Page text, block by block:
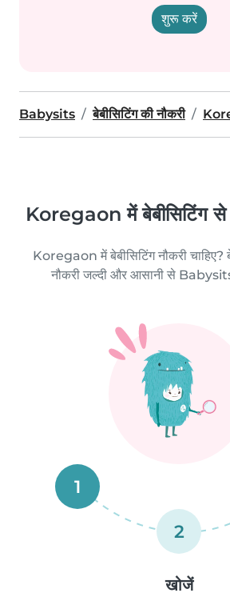
शुरू करें
Babysits बेबीसिटिंग की नौकरी
Koregaon में बेबीसिटिंग
Koregaon में बेबीसिटिंग नौकरी चाहिए?
नौकरी जल्दी और आसानी से
1
2
खोजें